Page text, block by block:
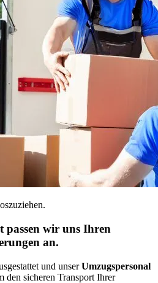
wir uns Ihren
an.
und unserUmzugspersonal
den sicheren Transport Ihrer